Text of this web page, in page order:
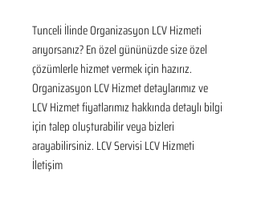
Tunceli İlinde Organizasyon LCV Hizmeti
arıyorsanız? En özel gününüzde size özel
çözümlerle hizmet vermek için hazırız.
Organizasyon LCV Hizmet detaylarımız ve
LCV Hizmet fiyatlarımız hakkında detaylı bilgi
için talep oluşturabilir veya bizleri
arayabilirsiniz. LCV Servisi LCV Hizmeti
İletişim